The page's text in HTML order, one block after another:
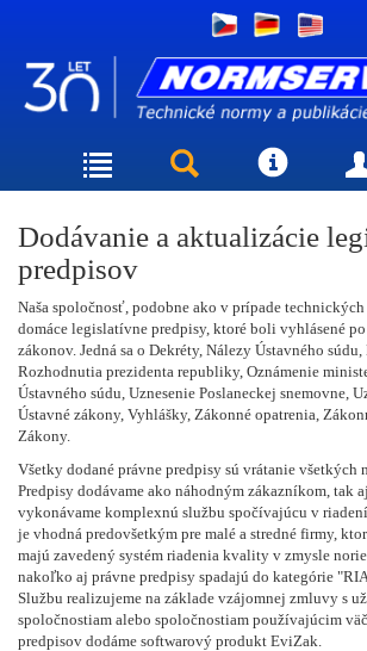
Dodávanie a aktualizácie
predpisov
Naša spoločnosť, podobne ako v prípade
domáce legislatívne predpisy, ktoré boli vyhlásené
zákonov. Jedná sa o Dekréty, Nálezy Ústavného
Rozhodnutia prezidenta republiky, Oznámenie
Ústavného súdu, Uznesenie Poslaneckej snemovne,
Ústavné zákony, Vyhlášky, Zákonné opatrenia,
Zákony.
Všetky dodané právne predpisy sú vrátanie všetkých
Predpisy dodávame ako náhodným zákazníkom, tak
vykonávame komplexnú službu spočívajúcu v
je vhodná predovšetkým pre malé a stredné firmy,
majú zavedený systém riadenia kvality v zmysle
nakoľko aj právne predpisy spadajú do kategórie
Službu realizujeme na základe vzájomnej zmluvy s
spoločnostiam alebo spoločnostiam používajúcim
predpisov dodáme softwarový produkt EviZak.